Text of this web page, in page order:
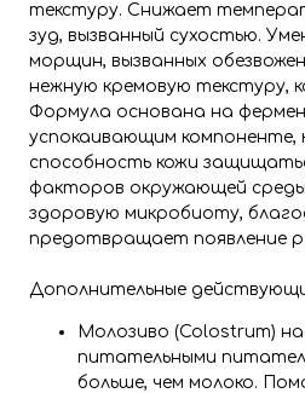
текстуру. Снижает
зуд, вызванный сухостью.
морщин, вызванных
нежную кремовую текстуру,
Формула основана на
успокаивающим
способность кожи
факторов окружающей
здоровую микробиоту,
предотвращает появление
Дополнительные
Молозиво (Colostrum)
питательными
больше, чем молоко.